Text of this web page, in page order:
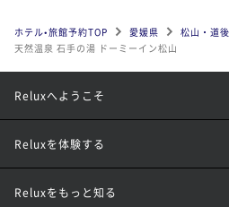
ホテル•旅館予約TOP 愛媛県
松山・道
天然温泉 石手の湯 ドーミーイン松山
Reluxへようこそ
Reluxを体験する
Reluxをもっと知る